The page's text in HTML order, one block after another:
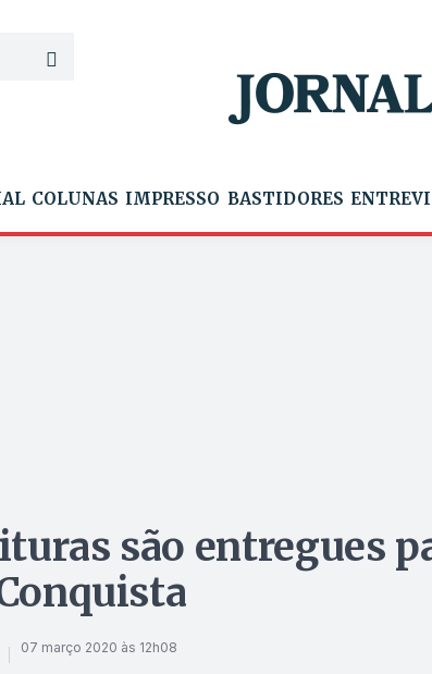
COLUNAS IMPRESSO BASTIDORES
são entregues
07 março 2020 às 12h08